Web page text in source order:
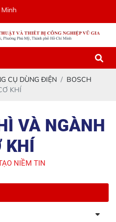
CỤ DÙNG ĐIỆN
BOSCH
KHÍ
VÀ NGÀNH
KHÍ
NIỀM TIN